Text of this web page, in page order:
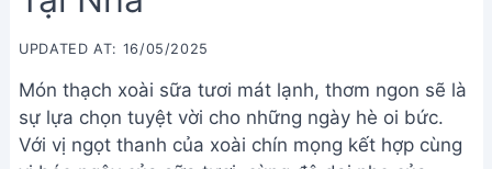
UPDATED AT: 16/05/2025
Món thạch xoài sữa tươi mát lạnh, thơm ngon sẽ là
sự lựa chọn tuyệt vời cho những ngày hè oi bức.
Với vị ngọt thanh của xoài chín mọng kết hợp cùng